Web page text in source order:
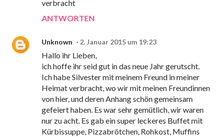
verbracht
ANTWORTEN
Unknown 2. Januar 2015 um 19:23
Hallo ihr Lieben,
ich hoffe ihr seid gut in das neue Jahr gerutscht.
Ich habe Silvester mit meinem Freund in meiner
Heimat verbracht, wo wir mit meinen Freundinnen
von hier, und deren Anhang schön gemeinsam
gefeiert haben. Es war sehr gemütlich, wir waren
nur zu acht. Es gab ein super leckeres Buffet mit
Kürbissuppe, Pizzabrötchen, Rohkost, Muffins